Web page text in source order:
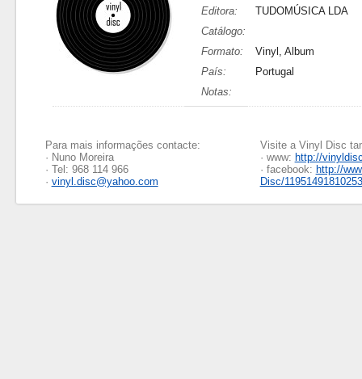
Editora:
TUDOMÚSICA LDA
Catálogo:
Formato:
Vinyl, Album
País:
Portugal
Notas:
Para mais informações contacte:
· Nuno Moreira
· Tel: 968 114 966
· vinyl.disc@yahoo.com
Visite a Vinyl Disc
· www: http://
· facebook: http://
Disc/